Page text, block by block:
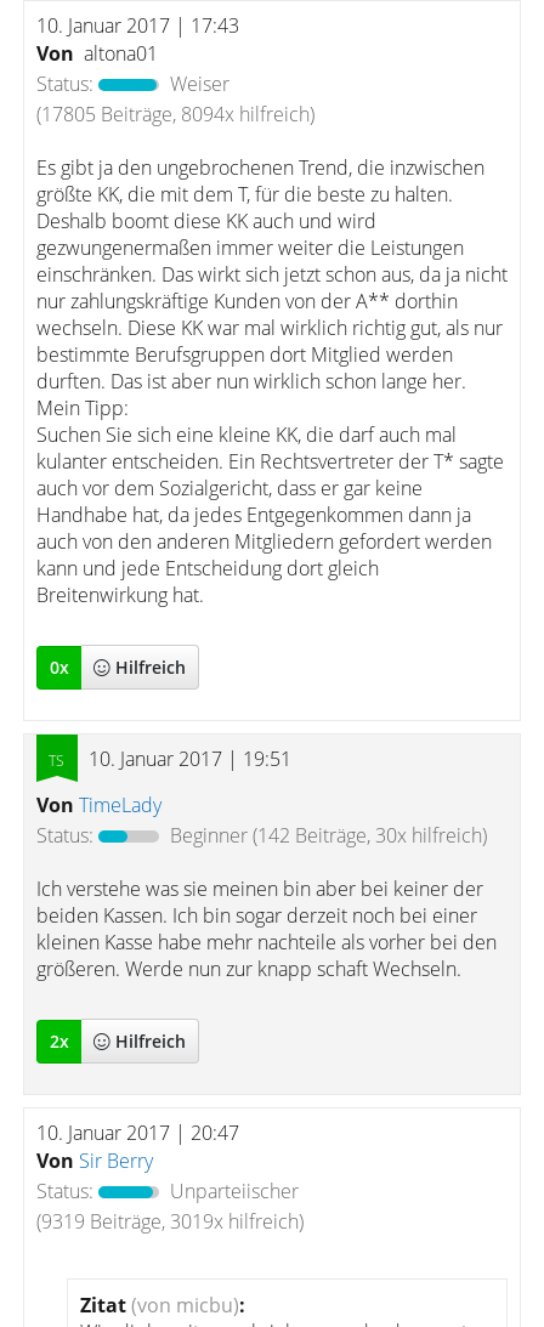
10. Januar 2017 | 17:43
Von altona01
Status:
Weiser
(17805 Beiträge, 8094x hilfreich)
Es gibt ja den ungebrochenen Trend, die inzwischen
größte KK, die mit dem T, für die beste zu halten.
Deshalb boomt diese KK auch und wird
gezwungenermaßen immer weiter die Leistungen
einschränken. Das wirkt sich jetzt schon aus, da ja nicht
nur zahlungskräftige Kunden von der A** dorthin
wechseln. Diese KK war mal wirklich richtig gut, als nur
bestimmte Berufsgruppen dort Mitglied werden
durften. Das ist aber nun wirklich schon lange her.
Mein Tipp:
Suchen Sie sich eine kleine KK, die darf auch mal
kulanter entscheiden. Ein Rechtsvertreter der T* sagte
auch vor dem Sozialgericht, dass er gar keine
Handhabe hat, da jedes Entgegenkommen dann ja
auch von den anderen Mitgliedern gefordert werden
kann und jede Entscheidung dort gleich
Breitenwirkung hat.
0x Hilfreich
10. Januar 2017 | 19:51
Von TimeLady
Status:
Beginner(142 Beiträge, 30x hilfreich)
Ich verstehe was sie meinen bin aber bei keiner der
beiden Kassen. Ich bin sogar derzeit noch bei einer
kleinen Kasse habe mehr nachteile als vorher bei den
größeren. Werde nun zur knapp schaft Wechseln.
2x Hilfreich
10. Januar 2017 | 20:47
Von Sir Berry
Status:
Unparteiischer
(9319 Beiträge, 3019x hilfreich)
Zitat(von micbu):